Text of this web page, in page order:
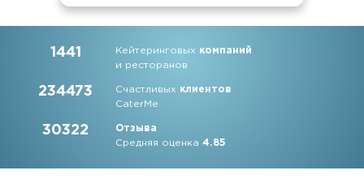
1441 Кейтеринговых компаний
и ресторанов
234473 Счастливых клиентов
CaterMe
30322
Отзыва
Средняя оценка4.85